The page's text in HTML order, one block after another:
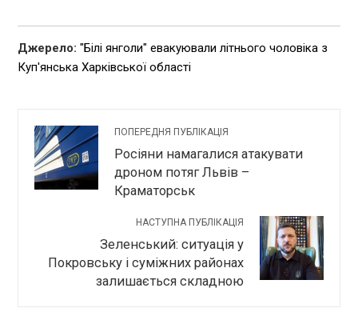
Джерело: "Білі янголи" евакуювали літнього чоловіка з
Куп'янська Харківської області
ПОПЕРЕДНЯ ПУБЛІКАЦІЯ
Росіяни намагалися атакувати
дроном потяг Львів –
Краматорськ
НАСТУПНА ПУБЛІКАЦІЯ
Зеленський: ситуація у
Покровську і суміжних районах
залишається складною